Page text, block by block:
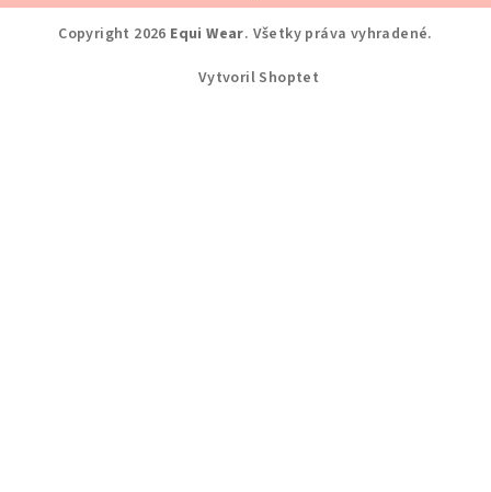
Copyright 2026 Equi Wear. Všetky práva vyhradené.
Vytvoril Shoptet